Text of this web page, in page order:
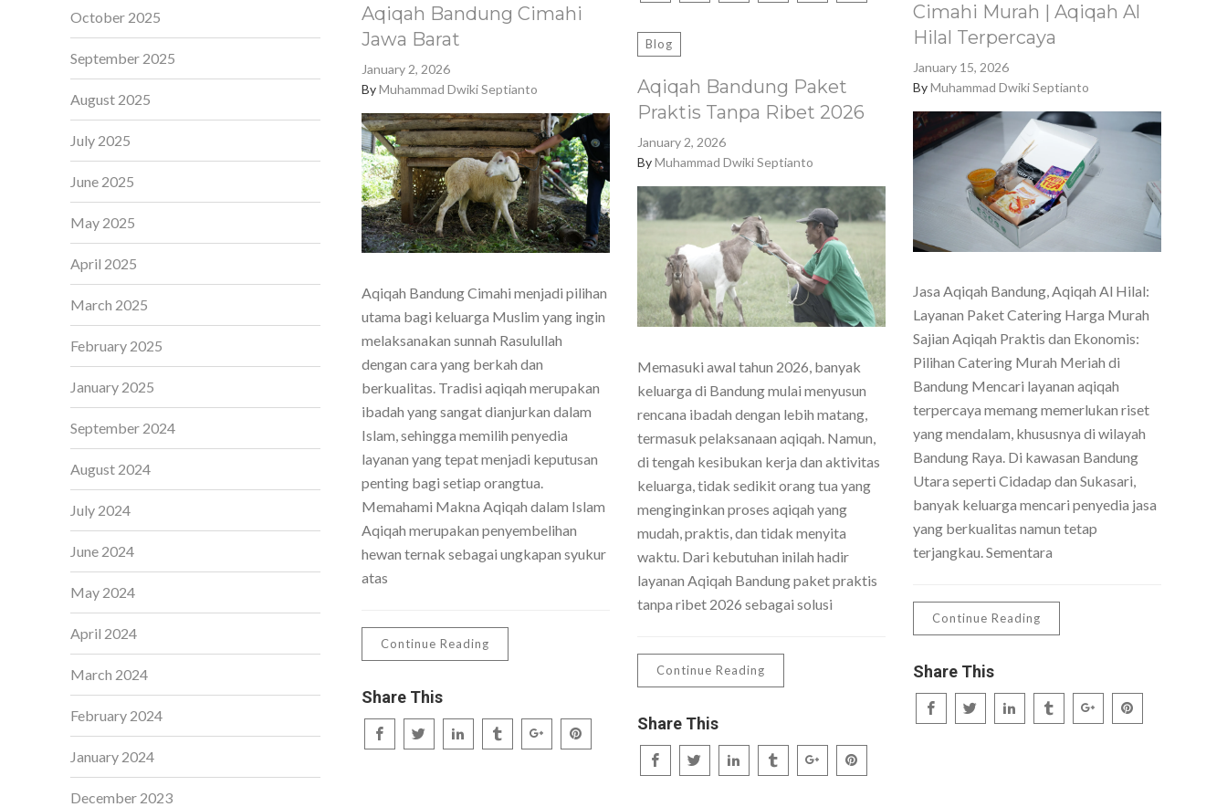
Cimahi Murah | Aqiqah Al
Hilal Terpercaya
January 15, 2026
ByMuhammad Dwiki Septianto
Jasa Aqiqah Bandung, Aqiqah Al Hilal:
Layanan Paket Catering Harga Murah
Sajian Aqiqah Praktis dan Ekonomis:
Pilihan Catering Murah Meriah di
Bandung Mencari layanan aqiqah
terpercaya memang memerlukan riset
yang mendalam, khususnya di wilayah
Bandung Raya. Di kawasan Bandung
Utara seperti Cidadap dan Sukasari,
banyak keluarga mencari penyedia jasa
yang berkualitas namun tetap
terjangkau. Sementara
Continue Reading
Share This
Aqiqah Bandung Cimahi
Jawa Barat
January 2, 2026
ByMuhammad Dwiki Septianto
Aqiqah Bandung Cimahi menjadi pilihan
utama bagi keluarga Muslim yang ingin
melaksanakan sunnah Rasulullah
dengan cara yang berkah dan
berkualitas. Tradisi aqiqah merupakan
ibadah yang sangat dianjurkan dalam
Islam, sehingga memilih penyedia
layanan yang tepat menjadi keputusan
penting bagi setiap orangtua.
Memahami Makna Aqiqah dalam Islam
Aqiqah merupakan penyembelihan
hewan ternak sebagai ungkapan syukur
atas
Continue Reading
Share This
Blog
Aqiqah Bandung Paket
Praktis Tanpa Ribet 2026
January 2, 2026
ByMuhammad Dwiki Septianto
Memasuki awal tahun 2026, banyak
keluarga di Bandung mulai menyusun
rencana ibadah dengan lebih matang,
termasuk pelaksanaan aqiqah. Namun,
di tengah kesibukan kerja dan aktivitas
keluarga, tidak sedikit orang tua yang
menginginkan proses aqiqah yang
mudah, praktis, dan tidak menyita
waktu. Dari kebutuhan inilah hadir
layanan Aqiqah Bandung paket praktis
tanpa ribet 2026 sebagai solusi
Continue Reading
Share This
October 2025
September 2025
August 2025
July 2025
June 2025
May 2025
April 2025
March 2025
February 2025
January 2025
September 2024
August 2024
July 2024
June 2024
May 2024
April 2024
March 2024
February 2024
January 2024
December 2023